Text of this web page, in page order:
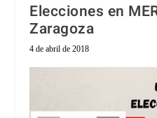
Elecciones en
Zaragoza
4 de abril de 2018